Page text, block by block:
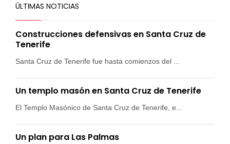
ÚLTIMAS NOTICIAS
Construcciones defensivas en Santa Cruz de
Tenerife
Santa Cruz de Tenerife fue hasta comienzos del ...
Un templo masón en Santa Cruz de Tenerife
El Templo Masónico de Santa Cruz de Tenerife, e...
Un plan para Las Palmas